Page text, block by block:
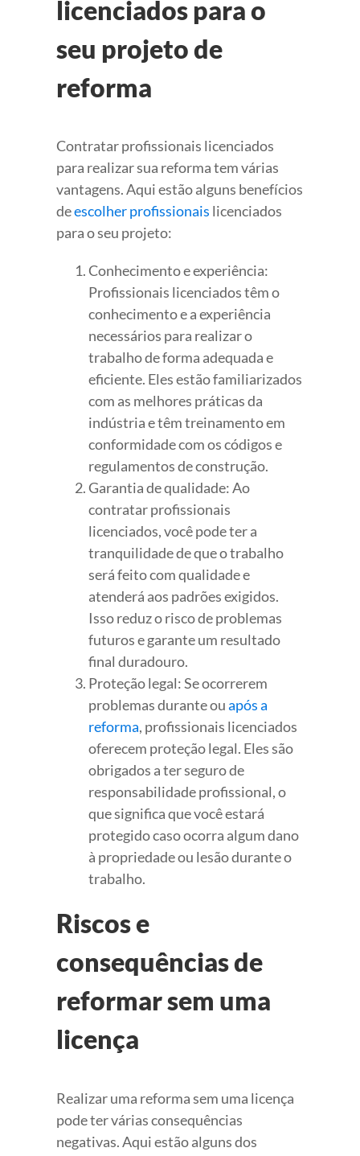
licenciados para o
seu projeto de
reforma
Contratar profissionais licenciados
para realizar sua reforma tem várias
vantagens. Aqui estão alguns benefícios
deescolher profissionais licenciados
para o seu projeto:
Conhecimento e experiência:
Profissionais licenciados têm o
conhecimento e a experiência
necessários para realizar o
trabalho de forma adequada e
eficiente. Eles estão familiarizados
com as melhores práticas da
indústria e têm treinamento em
conformidade com os códigos e
regulamentos de construção.
Garantia de qualidade: Ao
contratar profissionais
licenciados, você pode ter a
tranquilidade de que o trabalho
será feito com qualidade e
atenderá aos padrões exigidos.
Isso reduz o risco de problemas
futuros e garante um resultado
final duradouro.
Proteção legal: Se ocorrerem
problemas durante ouapós a
reforma, profissionais licenciados
oferecem proteção legal. Eles são
obrigados a ter seguro de
responsabilidade profissional, o
que significa que você estará
protegido caso ocorra algum dano
à propriedade ou lesão durante o
trabalho.
Riscos e
consequências de
reformar sem uma
licença
Realizar uma reforma sem uma licença
pode ter várias consequências
negativas. Aqui estão alguns dos